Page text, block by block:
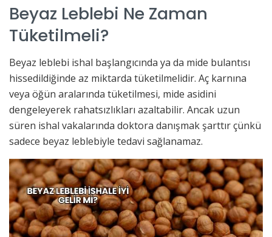
Beyaz Leblebi Ne Zaman
Tüketilmeli?
Beyaz leblebi ishal başlangıcında ya da mide bulantısı
hissedildiğinde az miktarda tüketilmelidir. Aç karnına
veya öğün aralarında tüketilmesi, mide asidini
dengeleyerek rahatsızlıkları azaltabilir. Ancak uzun
süren ishal vakalarında doktora danışmak şarttır çünkü
sadece beyaz leblebiyle tedavi sağlanamaz.